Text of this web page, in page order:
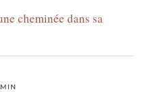
cheminée dans sa